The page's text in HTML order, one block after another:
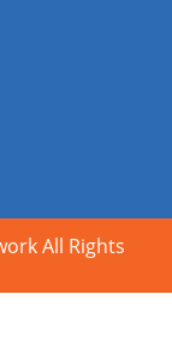
All Rights